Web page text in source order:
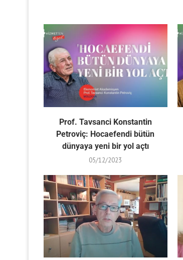
Prof. Tavsanci Konstantin
Petroviç: Hocaefendi bütün
dünyaya yeni bir yol açtı
05/12/2023